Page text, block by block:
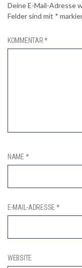
Deine E-Mail-Adresse
Felder sind mit *
KOMMENTAR*
NAME *
E-MAIL-ADRESSE *
WEBSITE